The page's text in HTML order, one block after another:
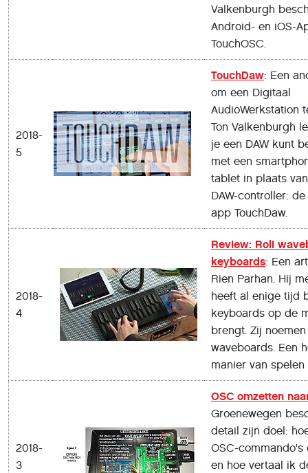
Valkenburgh
Android- en iOS-
TouchOSC.
2018-
5
TouchDaw: Een
om een Digitaal
AudioWerkstation
Ton Valkenburgh
je een DAW kunt
met een
tablet in plaats
DAW-controller:
app TouchDaw.
2018-
4
Review: Roli
keyboards: Een
Rien Parhan. Hij
heeft al enige tijd
keyboards op de
brengt. Zij
waveboards. Een
manier van
2018-
3
OSC omzetten
Groenewegen
detail zijn doel:
OSC-commando's
en hoe vertaal ik